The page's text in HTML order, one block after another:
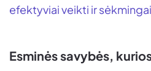
efektyviai veikti ir
Esminės savybės,